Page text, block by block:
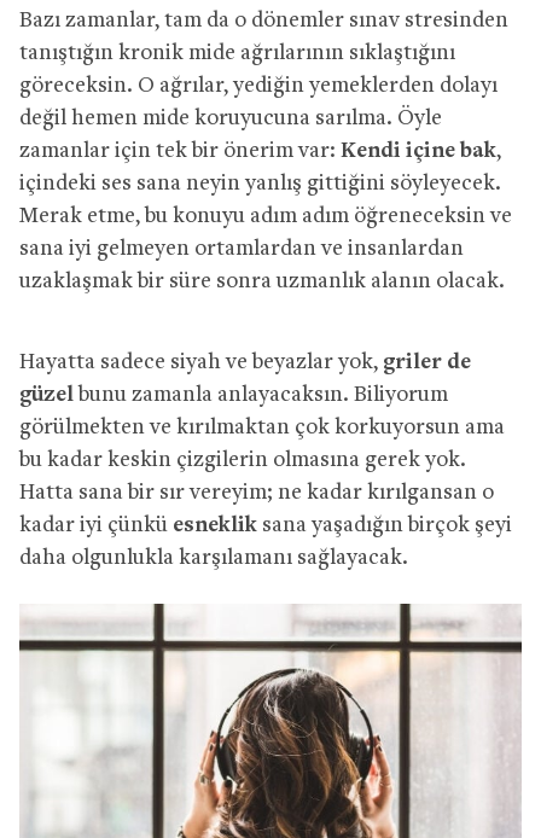
Bazı zamanlar, tam da o dönemler sınav stresinden
tanıştığın kronik mide ağrılarının sıklaştığını
göreceksin. O ağrılar, yediğin yemeklerden dolayı
değil hemen mide koruyucuna sarılma. Öyle
zamanlar için tek bir önerim var: Kendi içine bak,
içindeki ses sana neyin yanlış gittiğini söyleyecek.
Merak etme, bu konuyu adım adım öğreneceksin ve
sana iyi gelmeyen ortamlardan ve insanlardan
uzaklaşmak bir süre sonra uzmanlık alanın olacak.
Hayatta sadece siyah ve beyazlar yok, griler de
güzel bunu zamanla anlayacaksın. Biliyorum
görülmekten ve kırılmaktan çok korkuyorsun ama
bu kadar keskin çizgilerin olmasına gerek yok.
Hatta sana bir sır vereyim; ne kadar kırılgansan o
kadar iyi çünkü esneklik sana yaşadığın birçok şeyi
daha olgunlukla karşılamanı sağlayacak.